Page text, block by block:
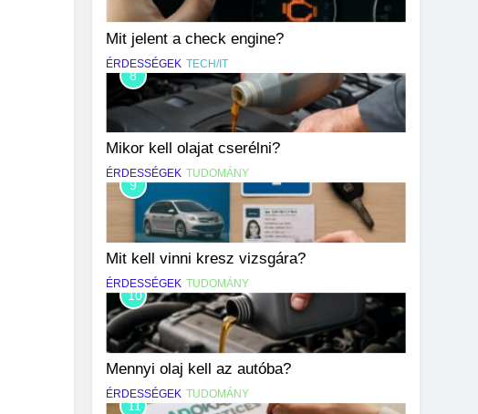
Mit jelent a check engine?
ÉRDESSÉGEK TECH/IT
8
Mikor kell olajat cserélni?
ÉRDESSÉGEK TUDOMÁNY
9
Mit kell vinni kresz vizsgára?
ÉRDESSÉGEK TUDOMÁNY
10
Mennyi olaj kell az autóba?
ÉRDESSÉGEK TUDOMÁNY
11